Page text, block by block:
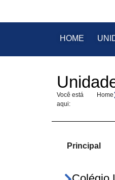
HOME
Você está
aqui:
Home
Principal